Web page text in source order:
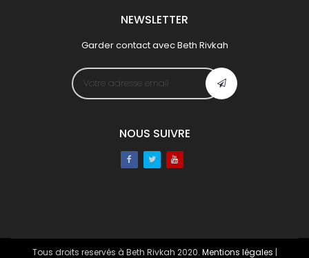
NEWSLETTER
Garder contact avec Beth Rivkah
NOUS SUIVRE
Tous droits reservés à Beth Rivkah 2020. Mentions légales |